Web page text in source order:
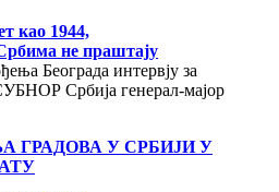
као 1944,
не праштају
Београда интервју за
Србија генерал-мајор
ГРАДОВА У СРБИЈИ У